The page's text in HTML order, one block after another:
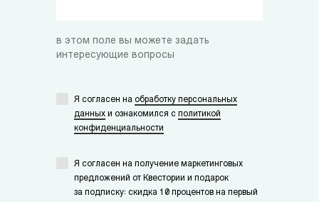
в этом поле вы можете задать
интересующие вопросы
Я согласен на обработку персональных
данных и ознакомился с политикой
конфиденциальности
Я согласен на получение маркетинговых
предложений от Квестории и подарок
за подписку: скидка 10 процентов на первый